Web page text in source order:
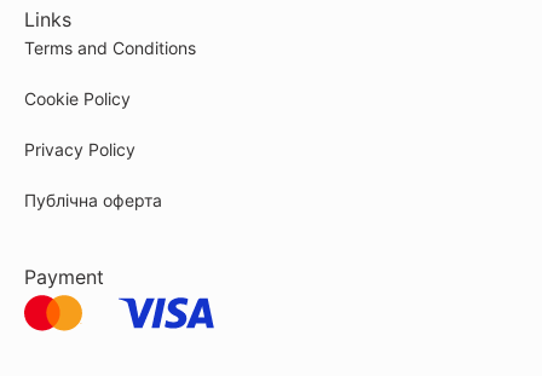
Links
Terms and Conditions
Cookie Policy
Privacy Policy
Публічна оферта
Payment